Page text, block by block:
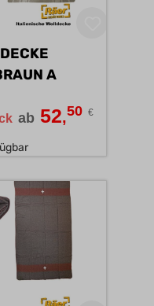
210X155CM 80% W BRAUN A
ab 52,50 €